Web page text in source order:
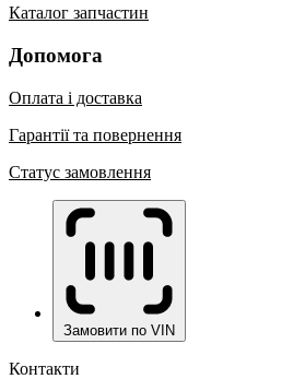
Каталог запчастин
Допомога
Оплата і доставка
Гарантії та повернення
Статус замовлення
Замовити по VIN
Контакти